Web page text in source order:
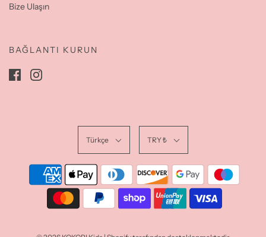
Bize Ulaşın
BAĞLANTI KURUN
Türkçe TRY ₺